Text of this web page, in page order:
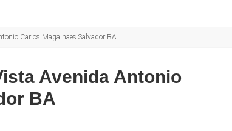
Carlos Magalhaes Salvador BA
Avenida Antonio
BA